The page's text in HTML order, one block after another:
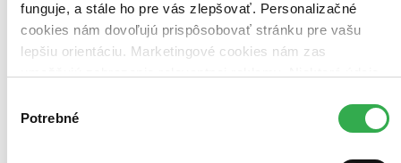
funguje, a stále ho pre vás zlepšovať. Personalizačné
cookies nám dovoľujú prispôsobovať stránku pre vašu
lepšiu orientáciu. Marketingové cookies nám zas
keby sme mohli používať všetky tieto cookies. Ďakujeme!
súhlasu
Potrebné